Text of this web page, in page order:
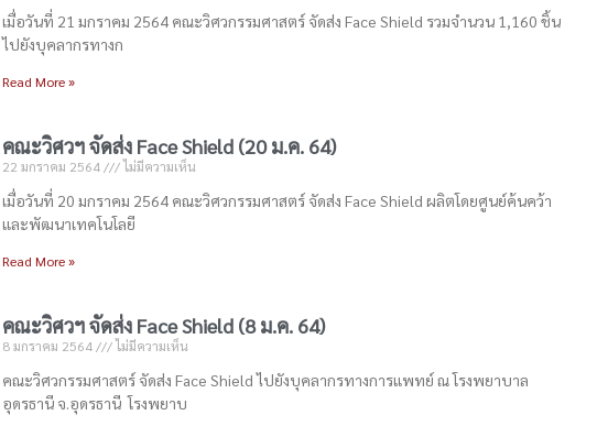
เมื่อวันที่ 21 มกราคม 2564 คณะวิศวกรรมศาสตร์ จัดส่ง Face Shield รวมจำนวน 1,160 ชิ้น
ไปยังบุคลากรทางก
Read More »
คณะวิศวฯ จัดส่ง Face Shield (20 ม.ค. 64)
22 มกราคม 2564 ไม่มีความเห็น
เมื่อวันที่ 20 มกราคม 2564 คณะวิศวกรรมศาสตร์ จัดส่ง Face Shield ผลิตโดยศูนย์ค้นคว้า
และพัฒนาเทคโนโลยี
Read More »
คณะวิศวฯ จัดส่ง Face Shield (8 ม.ค. 64)
8 มกราคม 2564 ไม่มีความเห็น
คณะวิศวกรรมศาสตร์ จัดส่ง Face Shield ไปยังบุคลากรทางการแพทย์ ณ โรงพยาบาล
อุดรธานี จ.อุดรธานี โรงพยาบ